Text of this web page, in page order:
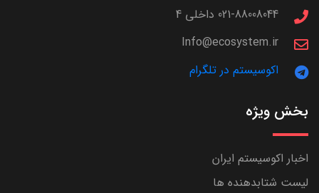
021-88008044 داخلی 4
Info@ecosystem.ir
اکوسیستم در تلگرام
بخش ویژه
اخبار اکوسیستم ایران
لیست شتابدهنده ها